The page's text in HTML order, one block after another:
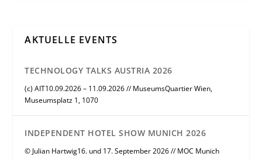
AKTUELLE EVENTS
TECHNOLOGY TALKS AUSTRIA 2026
(c) AIT10.09.2026 – 11.09.2026 // MuseumsQuartier Wien,
Museumsplatz 1, 1070
INDEPENDENT HOTEL SHOW MUNICH 2026
© Julian Hartwig16. und 17. September 2026 // MOC Munich